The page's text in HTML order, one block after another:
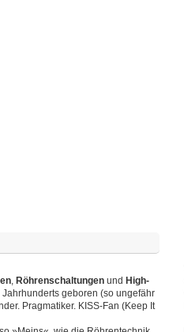
, Röhrenschaltungen und High-
geboren (so ungefähr
Pragmatiker. KISS-Fan (Keep It